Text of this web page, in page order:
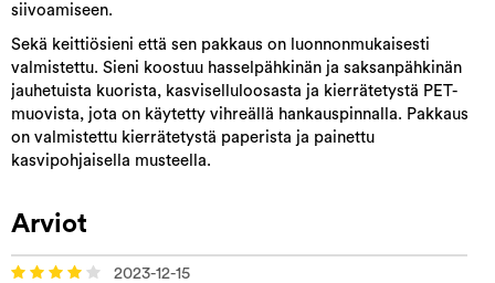
siivoamiseen.
Sekä keittiösieni että sen pakkaus on luonnonmukaisesti
valmistettu. Sieni koostuu hasselpähkinän ja saksanpähkinän
jauhetuista kuorista, kasviselluloosasta ja kierrätetystä PET-
muovista, jota on käytetty vihreällä hankauspinnalla. Pakkaus
on valmistettu kierrätetystä paperista ja painettu
kasvipohjaisella musteella.
Arviot
2023-12-15